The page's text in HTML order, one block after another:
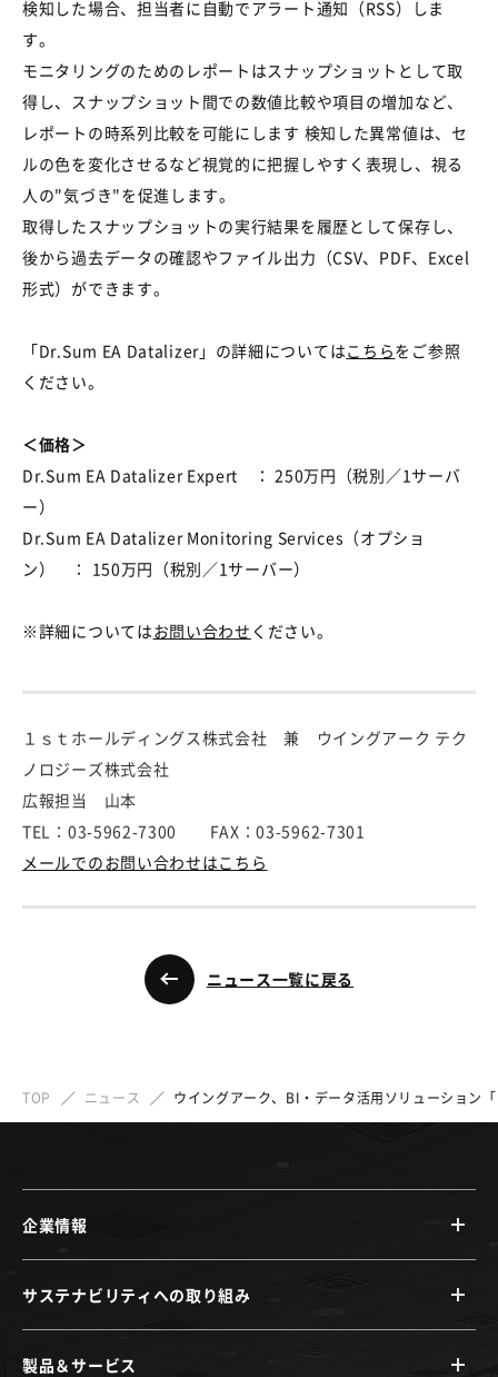
検知した場合、担当者に自動でアラート通知（RSS）しま
す。
モニタリングのためのレポートはスナップショットとして取
得し、スナップショット間での数値比較や項目の増加など、
レポートの時系列比較を可能にします 検知した異常値は、セ
ルの色を変化させるなど視覚的に把握しやすく表現し、視る
人の"気づき"を促進します。
取得したスナップショットの実行結果を履歴として保存し、
後から過去データの確認やファイル出力（CSV、PDF、Excel
形式）ができます。
「Dr.Sum EA Datalizer」の詳細についてはこちらをご参照
ください。
＜価格＞
Dr.Sum EA Datalizer Expert ： 250万円（税別／1サーバ
ー）
Dr.Sum EA Datalizer Monitoring Services（オプショ
ン） ： 150万円（税別／1サーバー）
※詳細についてはお問い合わせ ください。
１ｓｔホールディングス株式会社 兼 ウイングアーク テク
ノロジーズ株式会社
広報担当 山本
TEL：03-5962-7300 FAX：03-5962-7301
メールでのお問い合わせはこちら
ニュース一覧に戻る
TOP ニュース ウイングアーク、BI・データ活用ソリューショ
企業情報
サステナビリティへの取り組み
製品＆サービス